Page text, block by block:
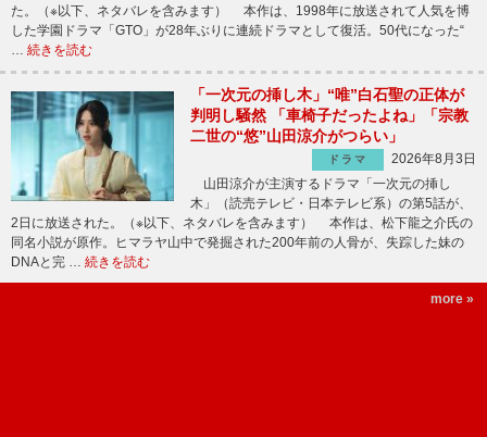
た。（※以下、ネタバレを含みます） 本作は、1998年に放送されて人気を博
した学園ドラマ「GTO」が28年ぶりに連続ドラマとして復活。50代になった“
続きを読む
「一次元の挿し木」“唯”白石聖の正体が
判明し騒然 「車椅子だったよね」「宗教
二世の“悠”山田涼介がつらい」
ドラマ
2026年8月3日
山田涼介が主演するドラマ「一次元の挿し
木」（読売テレビ・日本テレビ系）の第5話が、
2日に放送された。（※以下、ネタバレを含みます） 本作は、松下龍之介氏の
同名小説が原作。ヒマラヤ山中で発掘された200年前の人骨が、失踪した妹の
DNAと完 … 続きを読む
more »